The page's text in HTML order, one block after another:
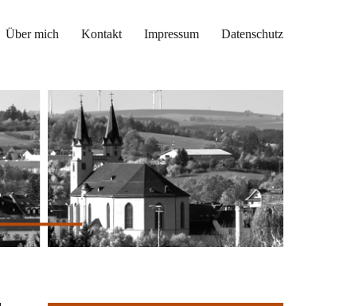
Über mich Kontakt Impressum Datenschutz